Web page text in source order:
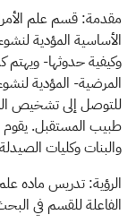
قسم
مقدمة: قسم علم
الأساسية المؤدية
وكيفية حدوثها- ويهتم
المرضية- المؤدية
للتوصل إلى تشخيص
طبيب المستقبل.
والبنات وكليات
الرؤية: تدريس ماده
الفاعلة للقسم في